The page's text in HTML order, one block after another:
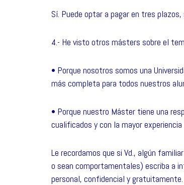
Sí. Puede optar a pagar en tres
4.- He visto otros másters sobre el
• Porque nosotros somos una
más completa para todos nuestros
• Porque nuestro Máster tiene una
cualificados y con la mayor
Le recordamos que si Vd., algún
o sean comportamentales) escriba a
personal, confidencial y gratuitamente.